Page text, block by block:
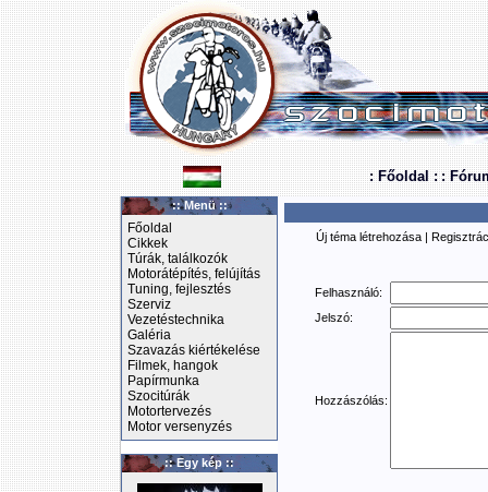
: Főoldal : :
:: Menü ::
Főoldal
Cikkek
Túrák, találkozók
Motorátépítés, felújítás
Tuning, fejlesztés
Szerviz
Vezetéstechnika
Galéria
Szavazás kiértékelése
Filmek, hangok
Papírmunka
Szocitúrák
Motortervezés
Motor versenyzés
:: Egy kép ::
Új téma létrehozása |
Felhasználó:
Jelszó:
Hozzászólás: